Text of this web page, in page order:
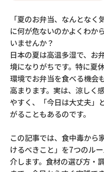
「夏のお弁当、なんとな
に何が危ないのかよくわ
いませんか？
日本の夏は高温多湿で、お
境になりがちです。特に夏
環境でお弁当を食べる機会
高まります。実は、涼しく
やすく、「今日は大丈夫」
がることもあるのです。
この記事では、食中毒から
けるべきこと」を7つのル
介します。食材の選び方・